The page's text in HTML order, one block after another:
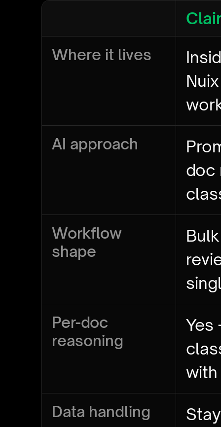
Where it lives
AI approach
doc
Workflow
shape
Per-doc
reasoning
Yes
Data handling